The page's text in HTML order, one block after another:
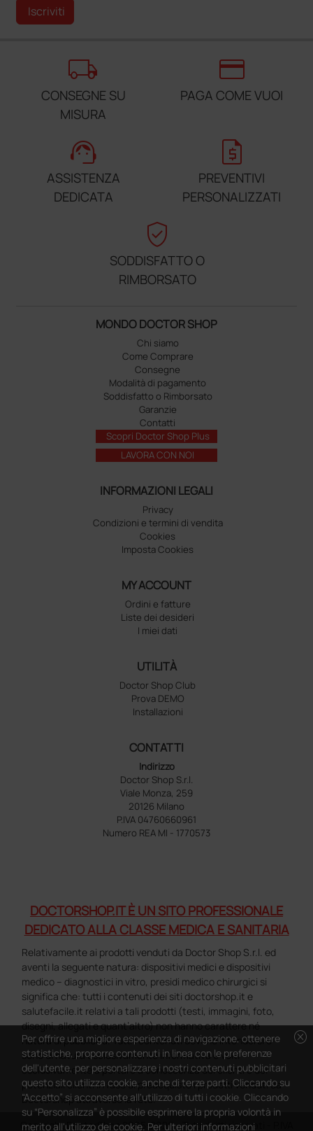
Iscriviti
local_shipping
CONSEGNE SU
MISURA
credit_card
PAGA COME VUOI
support_agent
ASSISTENZA
DEDICATA
request_quote
PREVENTIVI
PERSONALIZZATI
verified_user
SODDISFATTO O
RIMBORSATO
MONDO DOCTOR SHOP
Chi siamo
Come Comprare
Consegne
Modalità di pagamento
Soddisfatto o Rimborsato
Garanzie
Contatti
Scopri Doctor Shop Plus
LAVORA CON NOI
INFORMAZIONI LEGALI
Privacy
Condizioni e termini di vendita
Cookies
Imposta Cookies
MY ACCOUNT
Ordini e fatture
Liste dei desideri
I miei dati
UTILITÀ
Doctor Shop Club
Prova DEMO
Installazioni
CONTATTI
Indirizzo
Doctor Shop S.r.l.
Viale Monza, 259
20126 Milano
P.IVA 04760660961
Numero REA MI - 1770573
DOCTORSHOP.IT È UN SITO PROFESSIONALE
DEDICATO ALLA CLASSE MEDICA E SANITARIA
Relativamente ai prodotti venduti da Doctor Shop S.r.l. ed
aventi la seguente natura: dispositivi medici e dispositivi
medico – diagnostici in vitro, presidi medico chirurgici si
significa che: tutti i contenuti dei siti doctorshop.it e
salutefacile.it relativi a tali prodotti (testi, immagini, foto,
disegni, allegati e quant’altro) non hanno carattere né
natura di pubblicità. Tutti i contenuti devono intendersi e
sono di natura esclusivamente informativa e volti
esclusivamente a portare a conoscenza dei clienti e dei
potenziali clienti in fase di preacquisto i prodotti venduti da
Doctorshop attraverso la rete.
Copyright DoctorShop 2005-2026 - Tutti diritti riservati - P.IVA
cancel
Per offrire una migliore esperienza di navigazione, ottenere
statistiche, proporre contenuti in linea con le preferenze
dell'utente, per personalizzare i nostri contenuti pubblicitari
questo sito utilizza cookie, anche di terze parti. Cliccando su
“Accetto” si acconsente all'utilizzo di tutti i cookie. Cliccando
su “Personalizza” è possibile esprimere la propria volontà in
merito all'utilizzo dei cookie. Per ulteriori informazioni